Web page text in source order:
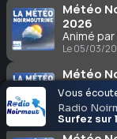
Météo
2026
Animé
Le 05/03/
Météo
MARS
Animé
Le 04/03/
Vous
Radio
Surfez sur